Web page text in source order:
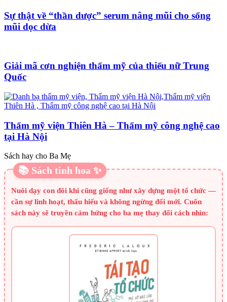
Sự thật về “thần dược” serum nâng mũi cho sống
mũi dọc dừa
Giải mã cơn nghiện thẩm mỹ của thiếu nữ Trung
Quốc
Thẩm mỹ viện Thiên Hà – Thẩm mỹ công nghệ cao
tại Hà Nội
Sách hay cho Ba Mẹ
📚 Sách tinh hoa ✨
Nuôi dạy con đôi khi cũng giống như xây dựng một tổ chức —
cần sự linh hoạt, thấu hiểu và không ngừng đổi mới. Cuốn
sách này sẽ truyền cảm hứng cho ba mẹ thay đổi cách nhìn: